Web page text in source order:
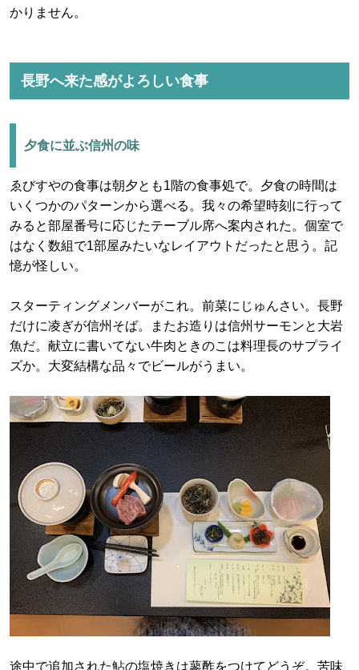
かりません。
長野へ来た感がよろしい食事
夕食に並ぶ信州の味
ゑびすやの食事は朝夕とも1階の食事処で。夕食の時間は
いくつかのパターンから選べる。我々の希望時刻に行って
みると部屋番号に応じたテーブル席へ案内された。個室で
はなく数組で1部屋みたいなレイアウトだったと思う。記
憶が怪しい。
スターティングメンバーがこれ。前菜にじゅんさい。長野
だけに凌ぎが信州そば。またお造りは信州サーモンと大岩
魚だ。献立に書いてない牛肉ときのこは料理長のサプライ
ズか。大変結構な品々でビールがうまい。
途中で追加された鮎の塩焼きは蓼酢をつけてどうぞ。苦味